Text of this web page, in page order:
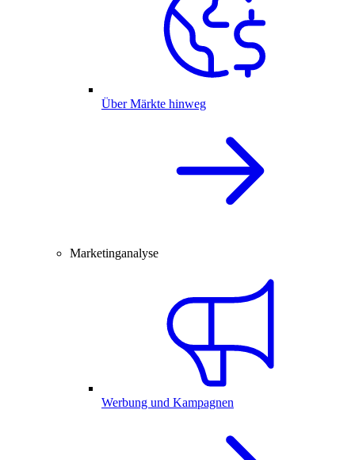
Über Märkte hinweg
Marketinganalyse
Werbung und Kampagnen